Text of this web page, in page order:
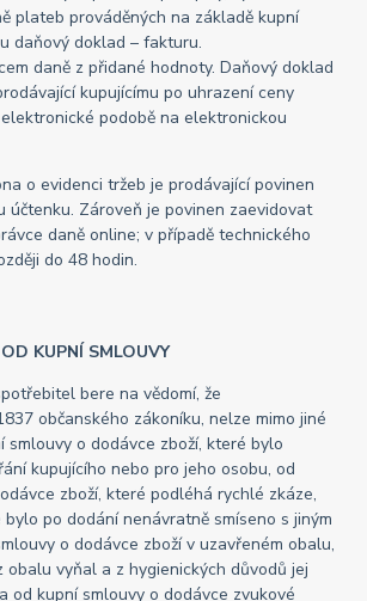
plateb prováděných na základě kupní
daňový doklad – fakturu.
daně z přidané hodnoty. Daňový doklad
kupujícímu po uhrazení ceny
podobě na elektronickou
o evidenci tržeb je prodávající povinen
účtenku. Zároveň je povinen zaevidovat
daně online; v případě technického
do 48 hodin.
KUPNÍ SMLOUVY
bere na vědomí, že
občanského zákoníku, nelze mimo jiné
smlouvy o dodávce zboží, které bylo
kupujícího nebo pro jeho osobu, od
zboží, které podléhá rychlé zkáze,
bylo po dodání nenávratně smíseno s jiným
o dodávce zboží v uzavřeném obalu,
vyňal a z hygienických důvodů jej
od kupní smlouvy o dodávce zvukové